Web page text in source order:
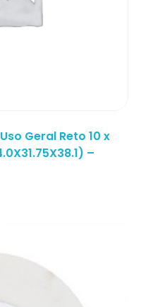
Geral Reto 10 x
–